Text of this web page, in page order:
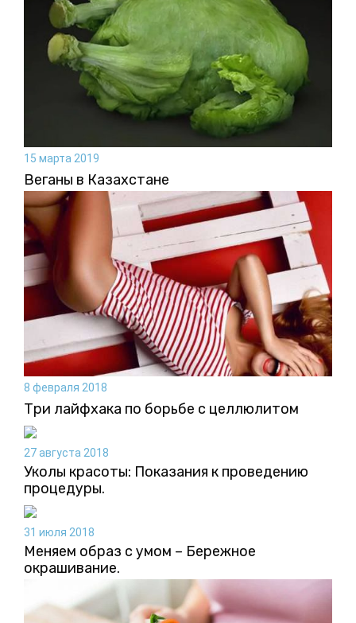
15 марта 2019
Веганы в Казахстане
8 февраля 2018
Три лайфхака по борьбе с целлюлитом
27 августа 2018
Уколы красоты: Показания к проведению
процедуры.
31 июля 2018
Меняем образ с умом – Бережное
окрашивание.